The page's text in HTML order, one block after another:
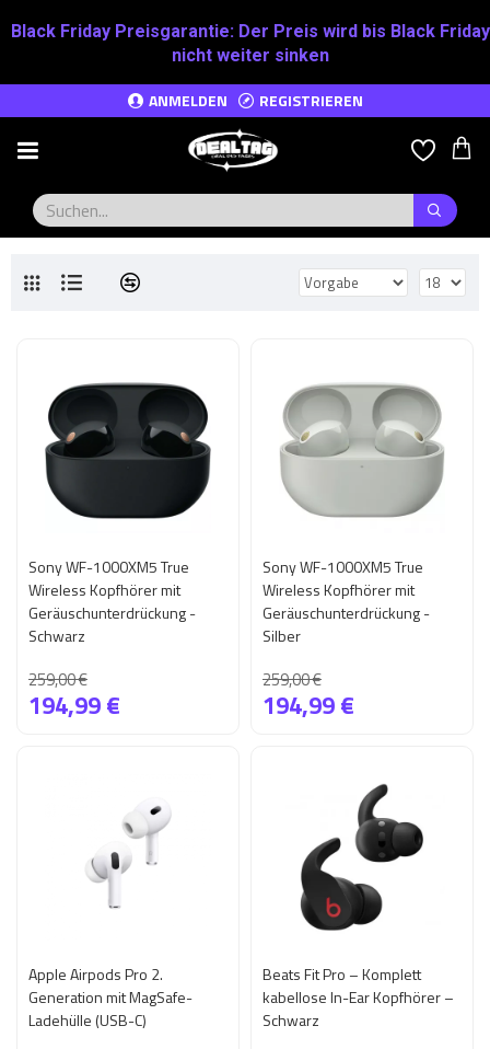
Black Friday Preisgarantie: Der Preis wird bis Black Friday
nicht weiter sinken
ANMELDEN REGISTRIEREN
Sony WF-1000XM5 True
Wireless Kopfhörer mit
Geräuschunterdrückung -
Schwarz
194,99 €
259,00 €
Sony WF-1000XM5 True
Wireless Kopfhörer mit
Geräuschunterdrückung -
Silber
194,99 €
259,00 €
Apple Airpods Pro 2.
Generation mit MagSafe-
Ladehülle (USB-C)
Beats Fit Pro – Komplett
kabellose In-Ear Kopfhörer –
Schwarz